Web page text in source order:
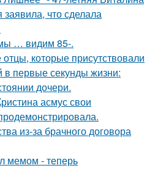
что сделала
мы … видим 85-.
которые присутствовали
в первые секунды жизни:
дочери.
асмус свои
из-за брачного договора
мемом - теперь